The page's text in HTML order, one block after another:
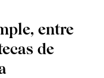
entre
de